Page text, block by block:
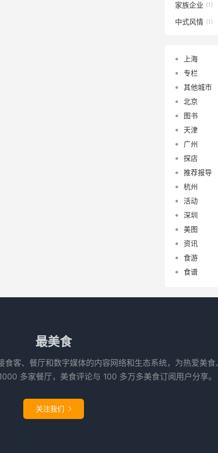
家族企业 (1)
中式风情 (1)
上海
专栏
其他城市
北京
图书
天津
广州
探店
推荐报导
杭州
活动
深圳
美图
资讯
食游
食谱
最美食
客、餐厅和数字媒体的内容网络和生态系统，为热爱美
多家餐厅，美食评论与 100 多万多美食订阅用户分享。
关注我们 